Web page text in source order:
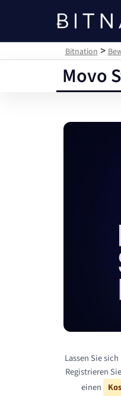
Bitnation
Bitnation >
Movo
Lassen Sie
Registrieren
einen